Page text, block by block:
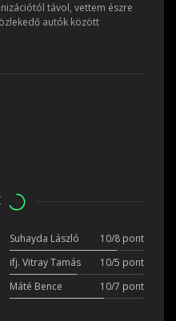
távol, vettem észre
autók között
Suhayda László
10/8 pont
ifj. Vitray Tamás
10/5 pont
Máté Bence
10/7 pont